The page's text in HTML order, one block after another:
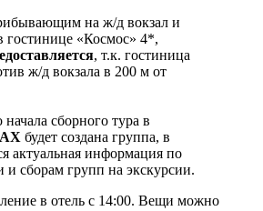
на ж/д вокзал и
«Космос» 4*,
, т.к. гостиница
ж/д вокзала в 200 м от
сборного тура в
будет создана группа, в
актуальная информация по
и сборам групп на экскурсии.
в отель с 14:00. Вещи можно